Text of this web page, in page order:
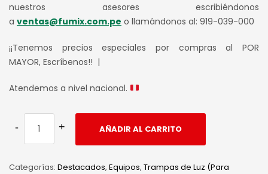
nuestros asesores escribiéndonos
a ventas@fumix.com.pe o llamándonos al: 919-039-000
¡¡Tenemos precios especiales por compras al POR
MAYOR, Escríbenos!! |
Atendemos a nivel nacional.
AÑADIR AL CARRITO
Categorías: Destacados, Equipos, Trampas de Luz (Para